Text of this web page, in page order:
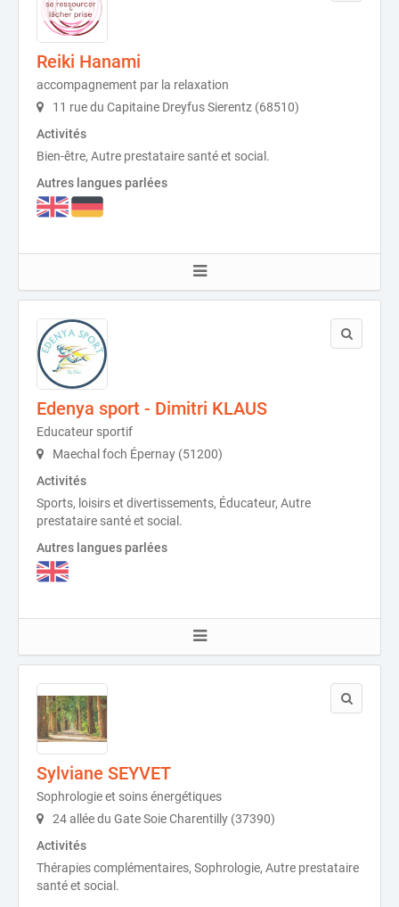
Reiki Hanami
accompagnement par la relaxation
11 rue du Capitaine Dreyfus Sierentz (68510)
Activités
Bien-être, Autre prestataire santé et social.
Autres langues parlées
Edenya sport - Dimitri KLAUS
Educateur sportif
Maechal foch Épernay (51200)
Activités
Sports, loisirs et divertissements, Éducateur, Autre
prestataire santé et social.
Autres langues parlées
Sylviane SEYVET
Sophrologie et soins énergétiques
24 allée du Gate Soie Charentilly (37390)
Activités
Thérapies complémentaires, Sophrologie, Autre prestataire
santé et social.